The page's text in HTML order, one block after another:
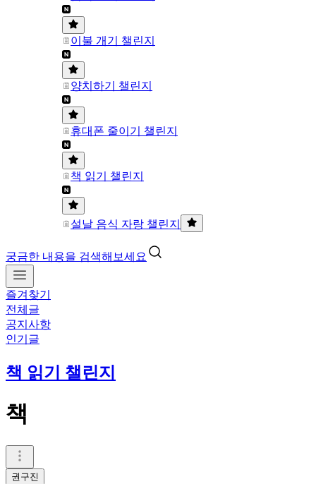
이불 개기 챌린지
양치하기 챌린지
휴대폰 줄이기 챌린지
책 읽기 챌린지
설날 음식 자랑 챌린지
궁금한 내용을 검색해보세요
즐겨찾기
전체글
공지사항
인기글
책 읽기 챌린지
책
권구진